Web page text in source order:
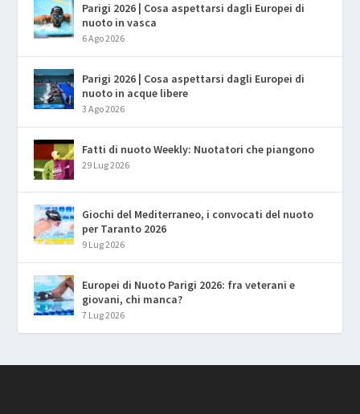
Parigi 2026 | Cosa aspettarsi dagli Europei di
nuoto in vasca
6 Ago 2026
Parigi 2026 | Cosa aspettarsi dagli Europei di
nuoto in acque libere
3 Ago 2026
Fatti di nuoto Weekly: Nuotatori che piangono
29 Lug 2026
Giochi del Mediterraneo, i convocati del nuoto
per Taranto 2026
9 Lug 2026
Europei di Nuoto Parigi 2026: fra veterani e
giovani, chi manca?
7 Lug 2026